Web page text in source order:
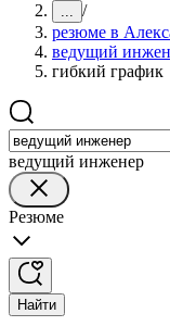
... /
резюме в
ведущий
гибкий график
ведущий инженер
Резюме
Найти